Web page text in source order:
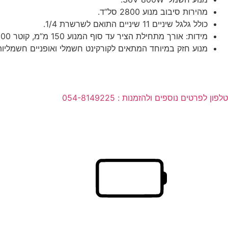
מהירות סיבוב מנוע 2800 סל”ד.
כולל גלגל שיניים 11 שיניים התואם לשרשרת 1/4.
מידות: אורך מתחילת הציר עד סוף המנוע 150 מ”מ, קוטר 100 מ”מ.
מנוע חזק במיוחד המתאים לקורקינט חשמלי ואופניים
טלפון לפרטים נוספים ולהזמנות : 054-8149225